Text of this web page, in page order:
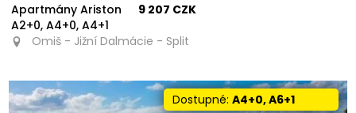
Apartmány Ariston
A2+0, A4+0, A4+1
9 207 CZK
Omiš - Jižní Dalmácie - Split
Dostupné:A4+0, A6+1